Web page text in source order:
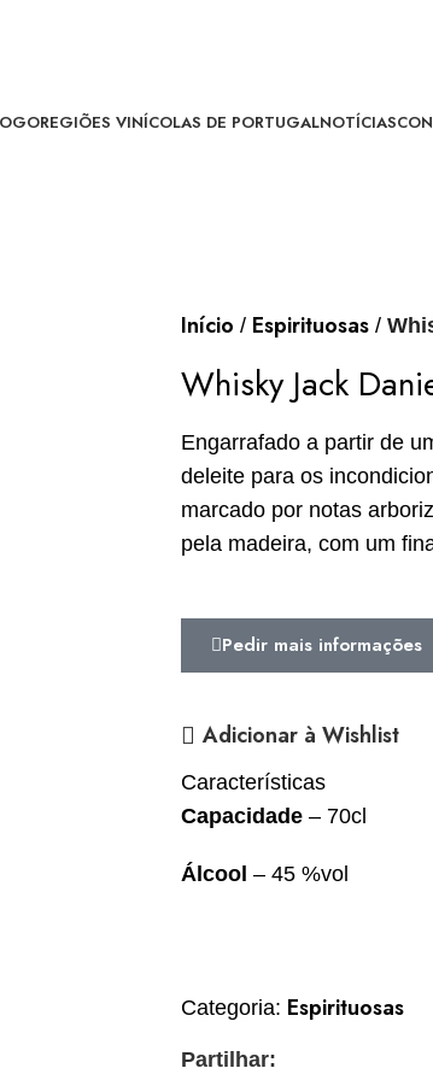
REGIÕES VINÍCOLAS DE PORTUGALNOTÍCIAS
Início Espirituosas
Whisky Jack
Engarrafado a partir de
deleite para os
marcado por notas
pela madeira, com um
Pedir mais informações
Adicionar à Wishlist
Características
Capacidade – 70cl
Álcool – 45 %vol
Categoria: Espirituosas
Partilhar: